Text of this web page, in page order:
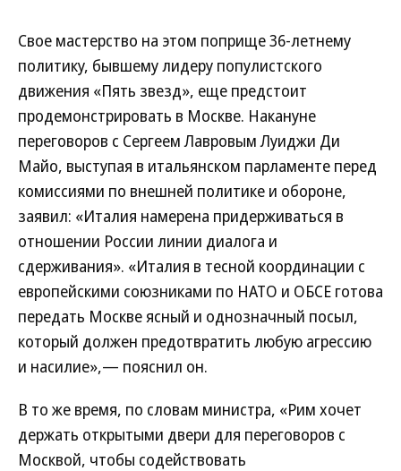
Свое мастерство на этом поприще 36-летнему
политику, бывшему лидеру популистского
движения «Пять звезд», еще предстоит
продемонстрировать в Москве. Накануне
переговоров с Сергеем Лавровым Луиджи Ди
Майо, выступая в итальянском парламенте перед
комиссиями по внешней политике и обороне,
заявил: «Италия намерена придерживаться в
отношении России линии диалога и
сдерживания». «Италия в тесной координации с
европейскими союзниками по НАТО и ОБСЕ готова
передать Москве ясный и однозначный посыл,
который должен предотвратить любую агрессию
и насилие»,— пояснил он.
В то же время, по словам министра, «Рим хочет
держать открытыми двери для переговоров с
Москвой, чтобы содействовать